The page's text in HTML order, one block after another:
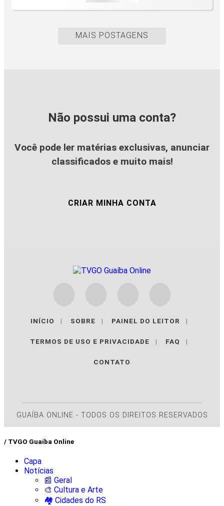
MAIS POSTAGENS
Não possui uma conta?
Você pode ler matérias exclusivas, anunciar
classificados e muito mais!
CRIAR MINHA CONTA
INÍCIO | SOBRE | PAINEL DO LEITOR |
TERMOS DE USO E PRIVACIDADE | FAQ |
CONTATO
GUAÍBA ONLINE - TODOS OS DIREITOS RESERVADOS
/ TVGO Guaíba Online
Capa
Notícias
📰 Geral
🎨 Cultura e Arte
🏘️ Cidades do RS